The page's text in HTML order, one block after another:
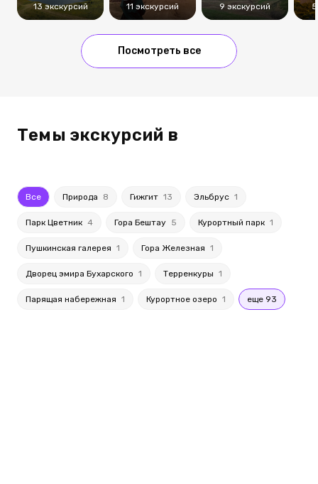
13 экскурсий 11 экскурсий 9 экскурсий 5
Посмотреть все
Темы экскурсий в
Все Природа 8 Гижгит 13 Эльбрус 1
Парк Цветник 4 Гора Бештау 5 Курортный парк 1
Пушкинская галерея 1 Гора Железная 1
Дворец эмира Бухарского 1 Терренкуры 1
Парящая набережная 1 Курортное озеро 1 еще 93